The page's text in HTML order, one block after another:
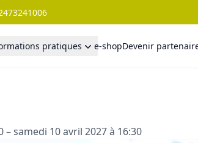
pratiques e-shopDevenir
samedi 10 avril 2027 à 16:30